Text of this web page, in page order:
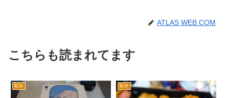
ATLAS WEB.COM
こちらも読まれてます
駅弁 駅弁